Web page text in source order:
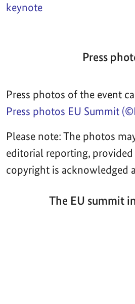
keynote
Press
Press photos of the event
Press photos EU Summit
Please note: The photos
editorial reporting,
copyright is acknowledged
The EU summit